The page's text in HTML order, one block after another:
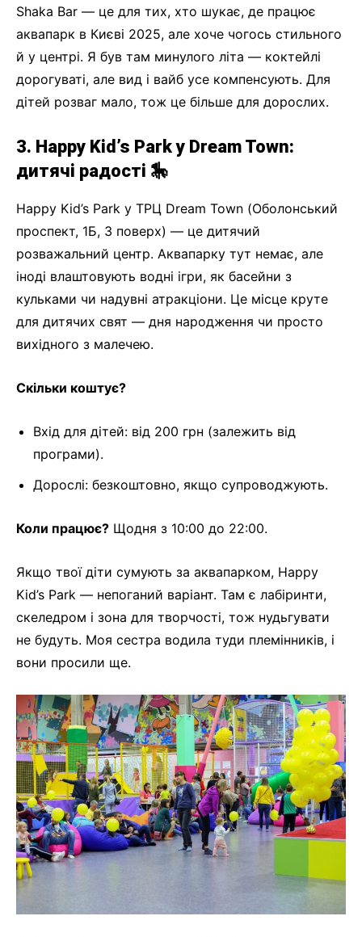
Shaka Bar — це для тих, хто шукає, де працює
аквапарк в Києві 2025, але хоче чогось стильного
й у центрі. Я був там минулого літа — коктейлі
дорогуваті, але вид і вайб усе компенсують. Для
дітей розваг мало, тож це більше для дорослих.
3. Happy Kid’s Park у Dream Town:
дитячі радості 🎠
Happy Kid’s Park у ТРЦ Dream Town (Оболонський
проспект, 1Б, 3 поверх) — це дитячий
розважальний центр. Аквапарку тут немає, але
іноді влаштовують водні ігри, як басейни з
кульками чи надувні атракціони. Це місце круте
для дитячих свят — дня народження чи просто
вихідного з малечею.
Скільки коштує?
Вхід для дітей: від 200 грн (залежить від
програми).
Дорослі: безкоштовно, якщо супроводжують.
Коли працює? Щодня з 10:00 до 22:00.
Якщо твої діти сумують за аквапарком, Happy
Kid’s Park — непоганий варіант. Там є лабіринти,
скеледром і зона для творчості, тож нудьгувати
не будуть. Моя сестра водила туди племінників, і
вони просили ще.